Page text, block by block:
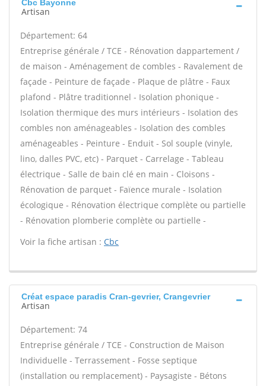
Cbc Bayonne
Artisan
Département: 64
Entreprise générale / TCE - Rénovation dappartement /
de maison - Aménagement de combles - Ravalement de
façade - Peinture de façade - Plaque de plâtre - Faux
plafond - Plâtre traditionnel - Isolation phonique -
Isolation thermique des murs intérieurs - Isolation des
combles non aménageables - Isolation des combles
aménageables - Peinture - Enduit - Sol souple (vinyle,
lino, dalles PVC, etc) - Parquet - Carrelage - Tableau
électrique - Salle de bain clé en main - Cloisons -
Rénovation de parquet - Faïence murale - Isolation
écologique - Rénovation électrique complète ou partielle
- Rénovation plomberie complète ou partielle -
Voir la fiche artisan : Cbc
Créat espace paradis Cran-gevrier, Crangevrier
Artisan
Département: 74
Entreprise générale / TCE - Construction de Maison
Individuelle - Terrassement - Fosse septique
(installation ou remplacement) - Paysagiste - Bétons